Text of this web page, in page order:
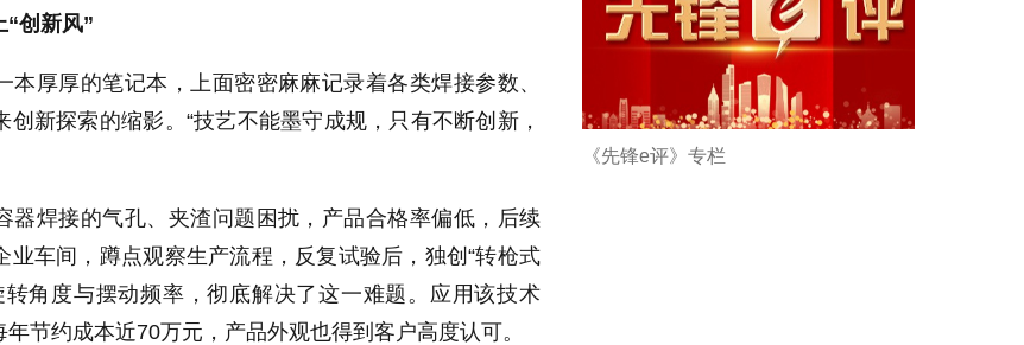
“创新风”
本厚厚的笔记本，上面密密麻麻记录着各类焊接参数、
新探索的缩影。“技艺不能墨守成规，只有不断创新，
器焊接的气孔、夹渣问题困扰，产品合格率偏低，后续
车间，蹲点观察生产流程，反复试验后，独创“转枪式
角度与摆动频率，彻底解决了这一难题。应用该技术
节约成本近70万元，产品外观也得到客户高度认可。
《先锋e评》专栏